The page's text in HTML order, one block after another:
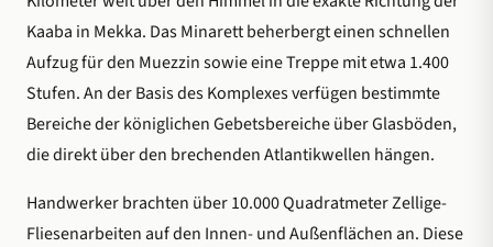
Kaaba in Mekka. Das Minarett beherbergt einen schnellen
Aufzug für den Muezzin sowie eine Treppe mit etwa 1.400
Stufen. An der Basis des Komplexes verfügen bestimmte
Bereiche der königlichen Gebetsbereiche über Glasböden,
die direkt über den brechenden Atlantikwellen hängen.
Handwerker brachten über 10.000 Quadratmeter Zellige-
Fliesenarbeiten auf den Innen- und Außenflächen an. Diese